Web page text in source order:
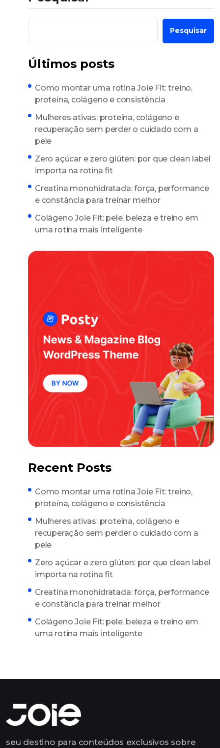
Pesquisar
Últimos posts
Como montar uma rotina Joie Fit: treino,
proteína, colágeno e consistência
Mulheres ativas: proteína, colágeno e
recuperação sem perder o cuidado com a
pele
Zero açúcar e zero glúten: por que clean label
importa na rotina fit
Creatina monohidratada: força, performance
e constância para treinar melhor
Colágeno Joie Fit: pele, beleza e treino em
uma rotina mais inteligente
Recent Posts
Como montar uma rotina Joie Fit: treino,
proteína, colágeno e consistência
Mulheres ativas: proteína, colágeno e
recuperação sem perder o cuidado com a
pele
Zero açúcar e zero glúten: por que clean label
importa na rotina fit
Creatina monohidratada: força, performance
e constância para treinar melhor
Colágeno Joie Fit: pele, beleza e treino em
uma rotina mais inteligente
seu destino para conteúdos exclusivos sobre